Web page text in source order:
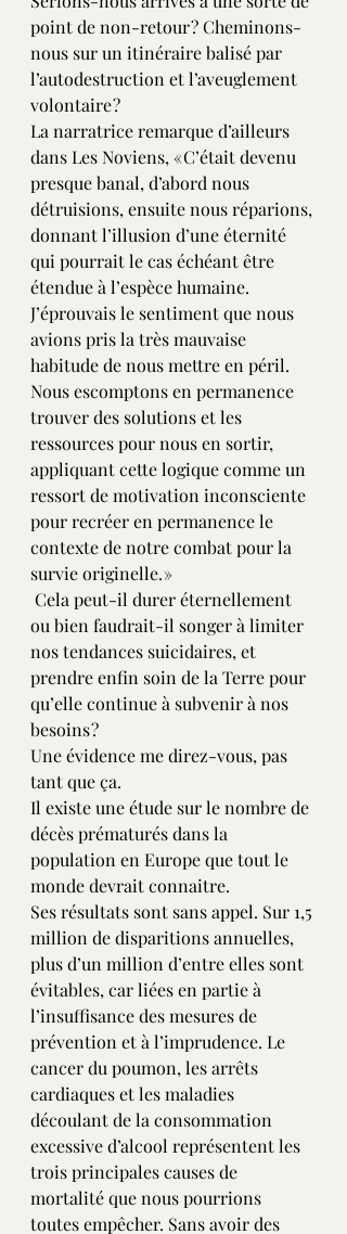
point de non-retour ? Cheminons-
nous sur un itinéraire balisé par
l’autodestruction et l’aveuglement
volontaire ?
La narratrice remarque d’ailleurs
dans Les Noviens, « C’était devenu
presque banal, d’abord nous
détruisions, ensuite nous réparions,
donnant l’illusion d’une éternité
qui pourrait le cas échéant être
étendue à l’espèce humaine.
J’éprouvais le sentiment que nous
avions pris la très mauvaise
habitude de nous mettre en péril.
Nous escomptons en permanence
trouver des solutions et les
ressources pour nous en sortir,
appliquant cette logique comme un
ressort de motivation inconsciente
pour recréer en permanence le
contexte de notre combat pour la
survie originelle. »
ou bien faudrait-il songer à limiter
nos tendances suicidaires, et
prendre enfin soin de la Terre pour
qu’elle continue à subvenir à nos
besoins ?
Une évidence me direz-vous, pas
tant que ça.
Il existe une étude sur le nombre de
décès prématurés dans la
population en Europe que tout le
monde devrait connaitre.
Ses résultats sont sans appel. Sur 1,5
million de disparitions annuelles,
plus d’un million d’entre elles sont
évitables, car liées en partie à
l’insuffisance des mesures de
prévention et à l’imprudence. Le
cancer du poumon, les arrêts
cardiaques et les maladies
découlant de la consommation
excessive d’alcool représentent les
trois principales causes de
mortalité que nous pourrions
toutes empêcher. Sans avoir des